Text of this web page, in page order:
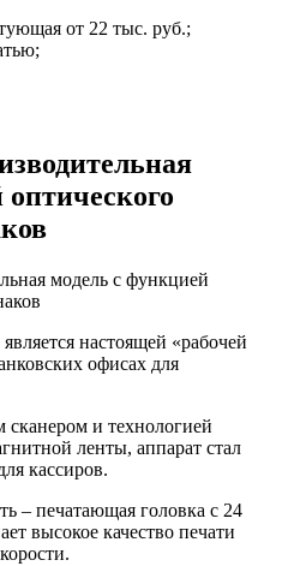
от 22 тыс. руб.;
настоящей «рабочей
офисах для
и технологией
ленты, аппарат стал
кассиров.
– печатающая головка с 24
высокое качество печати